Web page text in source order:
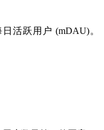
活跃用户 (mDAU)。